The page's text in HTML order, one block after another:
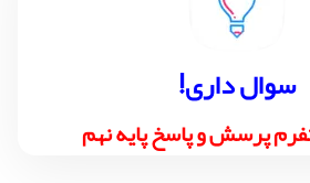
!سوال داری
پرسش و پاسخ پایه نهم